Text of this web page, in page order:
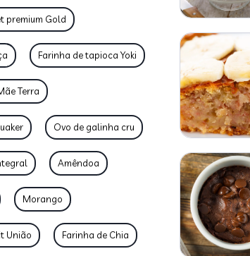
premium Gold
Farinha de tapioca Yoki
Terra
Ovo de galinha cru
Amêndoa
Morango
União Farinha de Chia